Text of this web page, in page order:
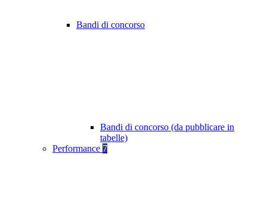
Bandi di concorso
Bandi di concorso (da pubblicare in
tabelle)
Performance 7